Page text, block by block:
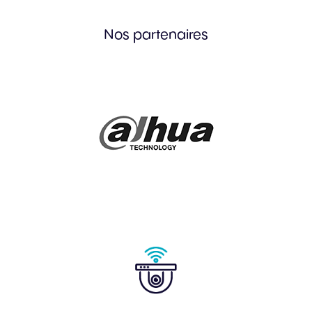
Nos partenaires